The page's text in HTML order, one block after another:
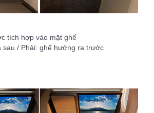
tích hợp vào mặt ghế
sau / Phải: ghế hướng ra trước